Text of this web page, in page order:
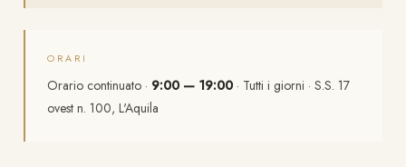
ORARI
Orario continuato · 9:00 — 19:00 · Tutti i giorni · S.S. 17
ovest n. 100, L'Aquila